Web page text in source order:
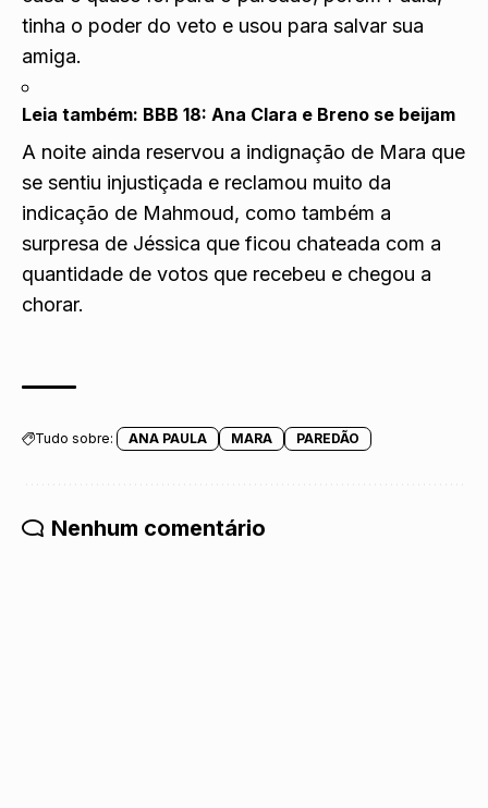
tinha o poder do veto e usou para salvar sua
amiga.
Leia também: BBB 18: Ana Clara e Breno se beijam
A noite ainda reservou a indignação de Mara que
se sentiu injustiçada e reclamou muito da
indicação de Mahmoud, como também a
surpresa de Jéssica que ficou chateada com a
quantidade de votos que recebeu e chegou a
chorar.
Tudo sobre: ANA PAULA MARA PAREDÃO
Nenhum comentário